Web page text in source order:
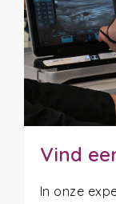
Vind
In onze